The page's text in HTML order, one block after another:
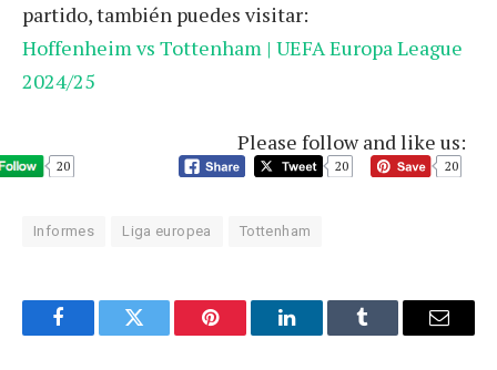
partido, también puedes visitar:
Hoffenheim vs Tottenham | UEFA Europa League
2024/25
Please follow and like us:
20 20 20
Informes Liga europea Tottenham
FacebookTwitter Pinterest LinkedInTumblr Email